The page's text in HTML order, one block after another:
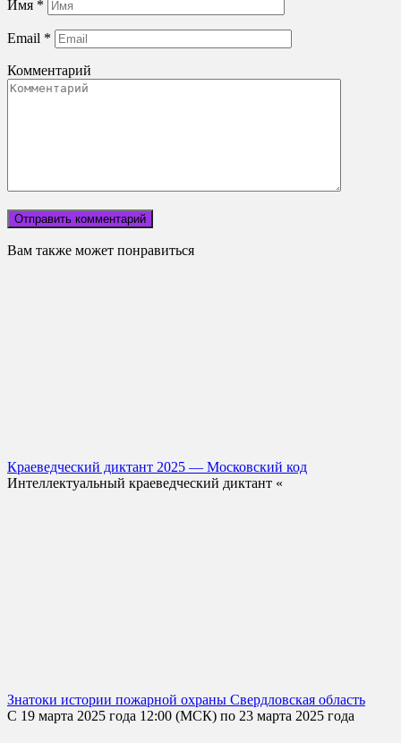
Имя *
Email *
Комментарий
Вам также может понравиться
Краеведческий диктант 2025 — Московский код
Интеллектуальный краеведческий диктант «
Знатоки истории пожарной охраны Свердловская область
С 19 марта 2025 года 12:00 (МСК) по 23 марта 2025 года